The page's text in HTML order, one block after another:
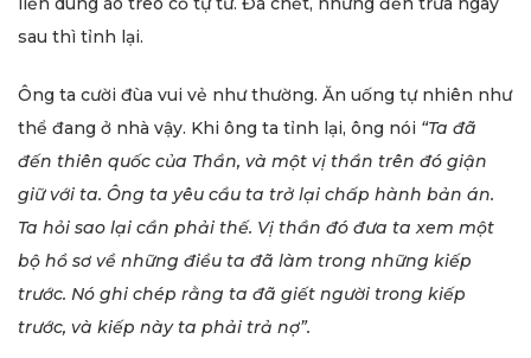
sau thì tỉnh lại.
Ông ta cười đùa vui vẻ như thường. Ăn uống tự nhiên như
thể đang ở nhà vậy. Khi ông ta tỉnh lại, ông nói “Ta đã
đến thiên quốc của Thần, và một vị thần trên đó giận
giữ với ta. Ông ta yêu cầu ta trở lại chấp hành bản án.
Ta hỏi sao lại cần phải thế. Vị thần đó đưa ta xem một
bộ hồ sơ về những điều ta đã làm trong những kiếp
trước. Nó ghi chép rằng ta đã giết người trong kiếp
trước, và kiếp này ta phải trả nợ”.